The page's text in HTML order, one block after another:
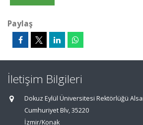
Paylaş
İletişim Bilgileri
Dokuz Eylül Üniversitesi Rektörlüğü
Cumhuriyet Blv, 35220
İzmir/Konak